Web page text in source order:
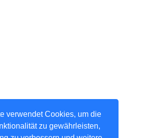
verwendet Cookies, um die
zu gewährleisten,